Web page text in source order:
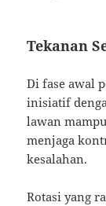
Tekanan
Di fase awal
inisiatif
lawan
menjaga
kesalahan.
Rotasi yang